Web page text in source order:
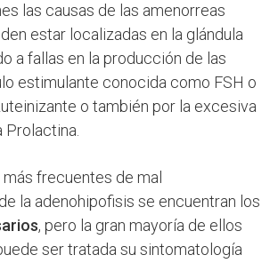
las causas de las amenorreas
estar localizadas en la glándula
a fallas en la producción de las
estimulante conocida como FSH o
o también por la excesiva
frecuentes de mal
la adenohipofisis se encuentran los
, pero la gran mayoría de ellos
ser tratada su sintomatología